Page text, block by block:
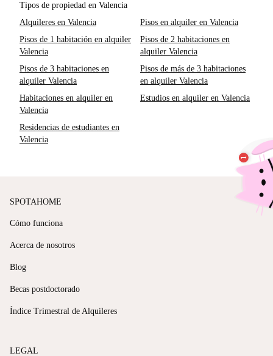
Tipos de propiedad en Valencia
Alquileres en Valencia
Pisos en alquiler en Valencia
Pisos de 1 habitación en alquiler
Valencia
Pisos de 2 habitaciones en
alquiler Valencia
Pisos de 3 habitaciones en
alquiler Valencia
Pisos de más de 3 habitaciones
en alquiler Valencia
Habitaciones en alquiler en
Valencia
Estudios en alquiler en Valencia
Residencias de estudiantes en
Valencia
SPOTAHOME
Cómo funciona
Acerca de nosotros
Blog
Becas postdoctorado
Índice Trimestral de Alquileres
LEGAL